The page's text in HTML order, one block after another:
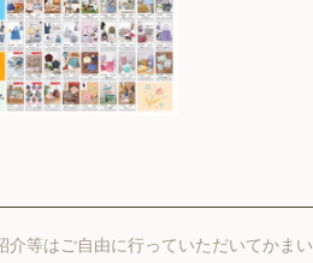
介等はご自由に行っていただいてかまい